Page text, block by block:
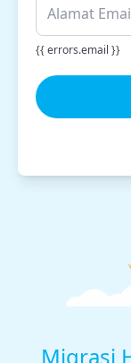
{{ errors.email }}
Migrasi